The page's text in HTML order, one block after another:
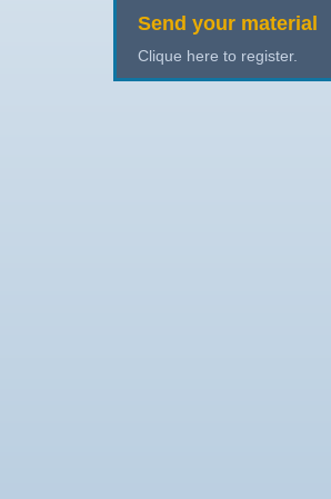
Send your material
Clique here to register.